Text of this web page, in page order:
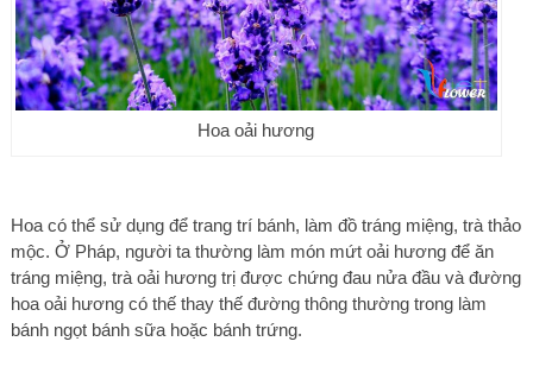
Hoa oải hương
Hoa có thể sử dụng để trang trí bánh, làm đồ tráng miệng, trà thảo
mộc. Ở Pháp, người ta thường làm món mứt oải hương để ăn
tráng miệng, trà oải hương trị được chứng đau nửa đầu và đường
hoa oải hương có thế thay thế đường thông thường trong làm
bánh ngọt bánh sữa hoặc bánh trứng.